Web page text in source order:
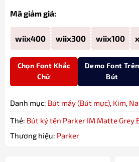
Mã giảm giá:
wiix400 wiix300 wiix100
Chọn Font Khắc
Chữ
Demo Font Trên
Bút
Danh mục: Bút máy (Bút mực), Kim,
Thẻ: Bút ký tên Parker IM Matte Grey
Thương hiệu: Parker